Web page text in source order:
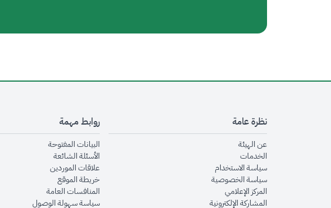
نظرة عامة
عن الهيئةopens in new window
الخدماتopens in new window
سياسة الاستخدام
سياسة الخصوصيةopens in new window
المركز الإعلاميopens in new window
المشاركة الإلكترونيةopens in new window
روابط مهمة
البيانات المفتوحةnew window
الأسئلة الشائعةin new window
علاقات الموردينnew window
خريطة الموقعin new window
المنافسات العامةnew window
سياسة سهولة الوصولwindow